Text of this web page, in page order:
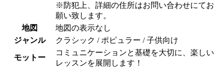
※防犯上、詳細の住所はお問い合わせにてお
願い致します。
地図
地図の表示なし
ジャンル
クラシック / ポピュラー / 子供向け
モットー
コミュニケーションと基礎を大切に、楽しい
レッスンを展開します！